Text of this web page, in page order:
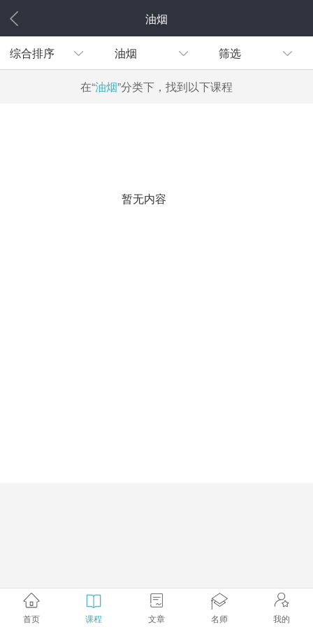
油烟
综合排序 油烟 筛选
在“油烟”分类下，找到以下课程
暂无内容
首页 课程 文章 名师 我的